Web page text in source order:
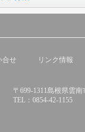
合せ リンク情報
〒699-1311島根県雲
TEL：0854-42-1155